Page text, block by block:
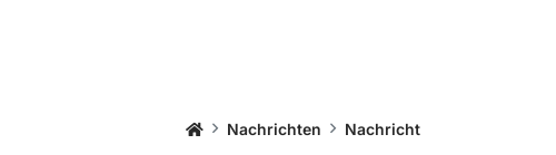
Startseite BSSJ
Nachrichten Nachricht